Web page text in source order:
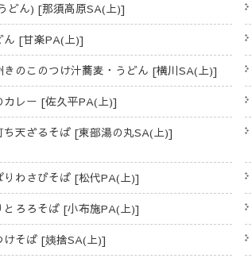
どん) [那須高原SA(上)]
ん [甘楽PA(上)]
きのこのつけ汁蕎麦・うどん [横川SA(上)]
カレー [佐久平PA(上)]
ち天ざるそば [東部湯の丸SA(上)]
りわさびそば [松代PA(上)]
とろろそば [小布施PA(上)]
けそば [姨捨SA(上)]